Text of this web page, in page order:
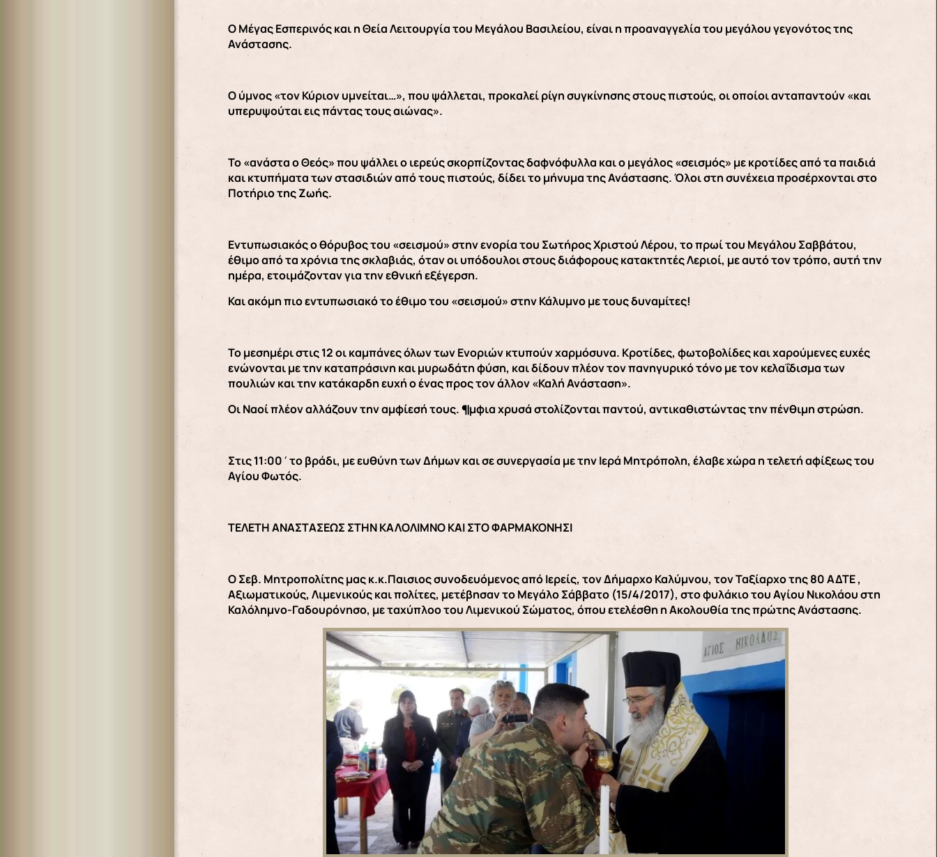
Ο Μέγας Εσπερινός και η Θεία Λειτουργία του Μεγάλου Βασιλείου, είναι η προαναγγελία του μεγάλου γεγονότος της
Ανάστασης.
Ο ύμνος «τον Κύριον υμνείται…», που ψάλλεται, προκαλεί ρίγη συγκίνησης στους πιστούς, οι οποίοι ανταπαντούν «και
υπερυψούται εις πάντας τους αιώνας».
Το «ανάστα ο Θεός» που ψάλλει ο ιερεύς σκορπίζοντας δαφνόφυλλα και ο μεγάλος «σεισμός» με κροτίδες από τα παιδιά
και κτυπήματα των στασιδιών από τους πιστούς, δίδει το μήνυμα της Ανάστασης. Όλοι στη συνέχεια προσέρχονται στο
Ποτήριο της Ζωής.
Εντυπωσιακός ο θόρυβος του «σεισμού» στην ενορία του Σωτήρος Χριστού Λέρου, το πρωί του Μεγάλου Σαββάτου,
έθιμο από τα χρόνια της σκλαβιάς, όταν οι υπόδουλοι στους διάφορους κατακτητές Λεριοί, με αυτό τον τρόπο, αυτή την
ημέρα, ετοιμάζονταν για την εθνική εξέγερση.
Και ακόμη πιο εντυπωσιακό το έθιμο του «σεισμού» στην Κάλυμνο με τους δυναμίτες!
Το μεσημέρι στις 12 οι καμπάνες όλων των Ενοριών κτυπούν χαρμόσυνα. Κροτίδες, φωτοβολίδες και χαρούμενες ευχές
ενώνονται με την καταπράσινη και μυρωδάτη φύση, και δίδουν πλέον τον πανηγυρικό τόνο με τον κελαΐδισμα των
πουλιών και την κατάκαρδη ευχή ο ένας προς τον άλλον «Καλή Ανάσταση».
Οι Ναοί πλέον αλλάζουν την αμφίεσή τους. ¶μφια χρυσά στολίζονται παντού, αντικαθιστώντας την πένθιμη στρώση.
Στις 11:00΄το βράδι, με ευθύνη των Δήμων και σε συνεργασία με την Ιερά Μητρόπολη, έλαβε χώρα η τελετή αφίξεως του
Αγίου Φωτός.
ΤΕΛΕΤΗ ΑΝΑΣΤΑΣΕΩΣ ΣΤΗΝ ΚΑΛΟΛΙΜΝΟ ΚΑΙ ΣΤΟ ΦΑΡΜΑΚΟΝΗΣΙ
Ο Σεβ. Μητροπολίτης μας κ.κ.Παισιος συνοδευόμενος από Ιερείς, τον Δήμαρχο Καλύμνου, τον Ταξίαρχο της 80 ΑΔΤΕ ,
Αξιωματικούς, Λιμενικούς και πολίτες, μετέβησαν το Μεγάλο Σάββατο (15/4/2017), στο φυλάκιο του Αγίου Νικολάου στη
Καλόλημνο-Γαδουρόνησο, με ταχύπλοο του Λιμενικού Σώματος, όπου ετελέσθη η Ακολουθία της πρώτης Ανάστασης.